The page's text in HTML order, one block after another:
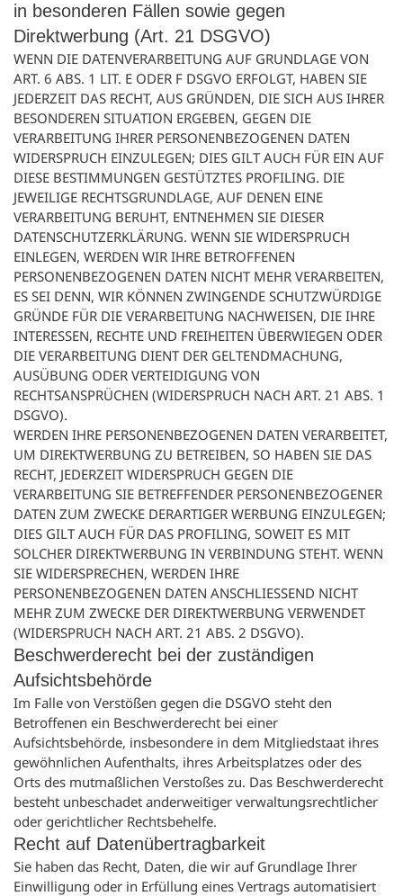
in besonderen Fällen sowie gegen
Direktwerbung (Art. 21 DSGVO)
WENN DIE DATENVERARBEITUNG AUF GRUNDLAGE VON
ART. 6 ABS. 1 LIT. E ODER F DSGVO ERFOLGT, HABEN SIE
JEDERZEIT DAS RECHT, AUS GRÜNDEN, DIE SICH AUS IHRER
BESONDEREN SITUATION ERGEBEN, GEGEN DIE
VERARBEITUNG IHRER PERSONENBEZOGENEN DATEN
WIDERSPRUCH EINZULEGEN; DIES GILT AUCH FÜR EIN AUF
DIESE BESTIMMUNGEN GESTÜTZTES PROFILING. DIE
JEWEILIGE RECHTSGRUNDLAGE, AUF DENEN EINE
VERARBEITUNG BERUHT, ENTNEHMEN SIE DIESER
DATENSCHUTZERKLÄRUNG. WENN SIE WIDERSPRUCH
EINLEGEN, WERDEN WIR IHRE BETROFFENEN
PERSONENBEZOGENEN DATEN NICHT MEHR VERARBEITEN,
ES SEI DENN, WIR KÖNNEN ZWINGENDE SCHUTZWÜRDIGE
GRÜNDE FÜR DIE VERARBEITUNG NACHWEISEN, DIE IHRE
INTERESSEN, RECHTE UND FREIHEITEN ÜBERWIEGEN ODER
DIE VERARBEITUNG DIENT DER GELTENDMACHUNG,
AUSÜBUNG ODER VERTEIDIGUNG VON
RECHTSANSPRÜCHEN (WIDERSPRUCH NACH ART. 21 ABS. 1
DSGVO).
WERDEN IHRE PERSONENBEZOGENEN DATEN VERARBEITET,
UM DIREKTWERBUNG ZU BETREIBEN, SO HABEN SIE DAS
RECHT, JEDERZEIT WIDERSPRUCH GEGEN DIE
VERARBEITUNG SIE BETREFFENDER PERSONENBEZOGENER
DATEN ZUM ZWECKE DERARTIGER WERBUNG EINZULEGEN;
DIES GILT AUCH FÜR DAS PROFILING, SOWEIT ES MIT
SOLCHER DIREKTWERBUNG IN VERBINDUNG STEHT. WENN
SIE WIDERSPRECHEN, WERDEN IHRE
PERSONENBEZOGENEN DATEN ANSCHLIESSEND NICHT
MEHR ZUM ZWECKE DER DIREKTWERBUNG VERWENDET
(WIDERSPRUCH NACH ART. 21 ABS. 2 DSGVO).
Beschwerde­recht bei der zuständigen
Aufsichts­behörde
Im Falle von Verstößen gegen die DSGVO steht den
Betroffenen ein Beschwerderecht bei einer
Aufsichtsbehörde, insbesondere in dem Mitgliedstaat ihres
gewöhnlichen Aufenthalts, ihres Arbeitsplatzes oder des
Orts des mutmaßlichen Verstoßes zu. Das Beschwerderecht
besteht unbeschadet anderweitiger verwaltungsrechtlicher
oder gerichtlicher Rechtsbehelfe.
Recht auf Daten­übertrag­barkeit
Sie haben das Recht, Daten, die wir auf Grundlage Ihrer
Einwilligung oder in Erfüllung eines Vertrags automatisiert